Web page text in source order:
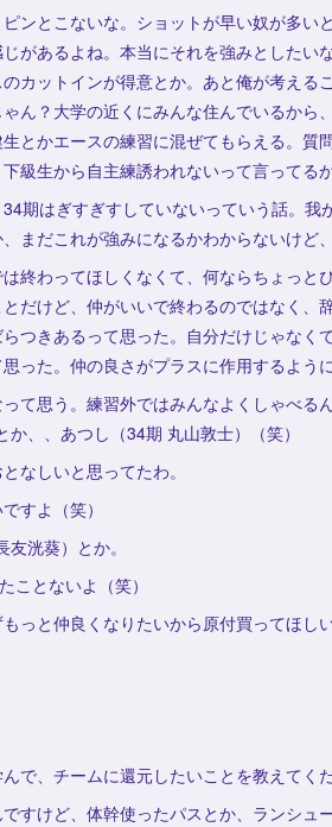
ンとこないな。ショットが早い奴が多
があるよね。本当にそれを強みとしたい
カットインが得意とか。あと俺が考え
ん？大学の近くにみんな住んでいるから
とかエースの練習に混ぜてもらえる。
級生から自主練誘われないって言ってる
期はぎすぎすしていないっていう話。
まだこれが強みになるかわからないけど
終わってほしくなくて、何ならちょっと
だけど、仲がいいで終わるのではなく
つきあるって思った。自分だけじゃな
った。仲の良さがプラスに作用するよう
て思う。練習外ではみんなよくしゃべ
、、あつし（34期 丸山敦士）（笑）
なしいと思ってたわ。
すよ（笑）
洸葵）とか。
ことないよ（笑）
っと仲良くなりたいから原付買ってほし
で、チームに還元したいことを教えてく
すけど、体幹使ったパスとか、ランシュ